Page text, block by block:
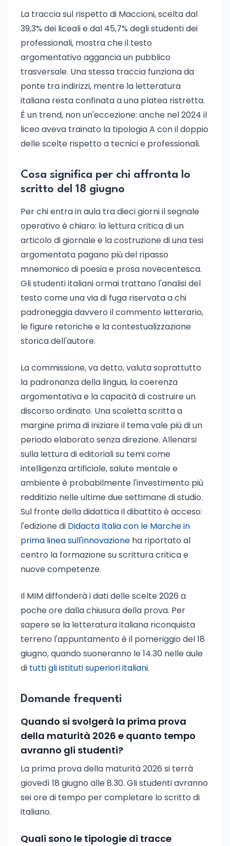
La traccia sul rispetto di Maccioni, scelta dal
39,3% dei liceali e dal 45,7% degli studenti dei
professionali, mostra che il testo
argomentativo aggancia un pubblico
trasversale. Una stessa traccia funziona da
ponte tra indirizzi, mentre la letteratura
italiana resta confinata a una platea ristretta.
È un trend, non un'eccezione: anche nel 2024 il
liceo aveva trainato la tipologia A con il doppio
delle scelte rispetto a tecnici e professionali.
Cosa significa per chi affronta lo
scritto del 18 giugno
Per chi entra in aula tra dieci giorni il segnale
operativo è chiaro: la lettura critica di un
articolo di giornale e la costruzione di una tesi
argomentata pagano più del ripasso
mnemonico di poesia e prosa novecentesca.
Gli studenti italiani ormai trattano l'analisi del
testo come una via di fuga riservata a chi
padroneggia davvero il commento letterario,
le figure retoriche e la contestualizzazione
storica dell'autore.
La commissione, va detto, valuta soprattutto
la padronanza della lingua, la coerenza
argomentativa e la capacità di costruire un
discorso ordinato. Una scaletta scritta a
margine prima di iniziare il tema vale più di un
periodo elaborato senza direzione. Allenarsi
sulla lettura di editoriali su temi come
intelligenza artificiale, salute mentale e
ambiente è probabilmente l'investimento più
redditizio nelle ultime due settimane di studio.
Sul fronte della didattica il dibattito è acceso:
l'edizione di Didacta Italia con le Marche in
prima linea sull'innovazione ha riportato al
centro la formazione su scrittura critica e
nuove competenze.
Il MIM diffonderà i dati delle scelte 2026 a
poche ore dalla chiusura della prova. Per
sapere se la letteratura italiana riconquista
terreno l'appuntamento è il pomeriggio del 18
giugno, quando suoneranno le 14.30 nelle aule
di tutti gli istituti superiori italiani.
Domande frequenti
Quando si svolgerà la prima prova
della maturità 2026 e quanto tempo
avranno gli studenti?
La prima prova della maturità 2026 si terrà
giovedì 18 giugno alle 8.30. Gli studenti avranno
sei ore di tempo per completare lo scritto di
italiano.
Quali sono le tipologie di tracce